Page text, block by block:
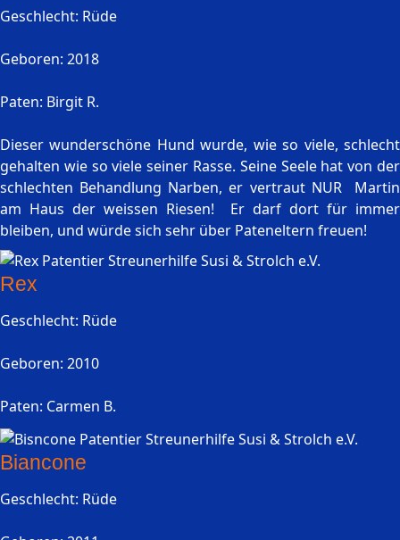
Geschlecht: Rüde
Geboren: 2018
Paten: Birgit R.
Dieser wunderschöne Hund wurde, wie so viele, schlecht
gehalten wie so viele seiner Rasse. Seine Seele hat von der
schlechten Behandlung Narben, er vertraut NUR Martin
am Haus der weissen Riesen! Er darf dort für immer
bleiben, und würde sich sehr über Pateneltern freuen!
Rex
Geschlecht: Rüde
Geboren: 2010
Paten: Carmen B.
Biancone
Geschlecht: Rüde